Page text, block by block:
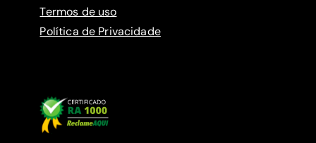
Termos de uso
Política de Privacidade